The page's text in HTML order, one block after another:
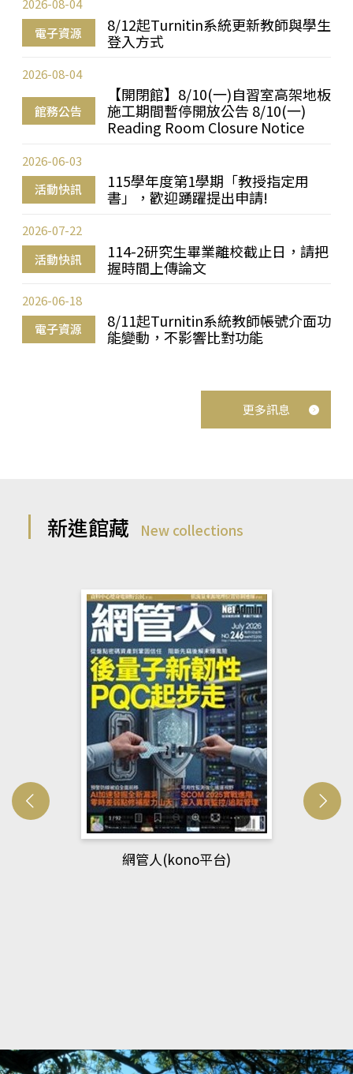
電子資源
8/12起Turnitin系統更新教師與學生
登入方式
2026-08-04
館務公告
【開閉館】8/10(一)自習室高架地板
施工期間暫停開放公告 8/10(一)
Reading Room Closure Notice
2026-08-04
活動快訊
115學年度第1學期「教授指定用
書」，歡迎踴躍提出申請!
2026-06-03
活動快訊
114-2研究生畢業離校截止日，請把
握時間上傳論文
2026-07-22
電子資源
8/11起Turnitin系統教師帳號介面功
能變動，不影響比對功能
2026-06-18
更多訊息
新進館藏 New collections
網管人(kono平台)